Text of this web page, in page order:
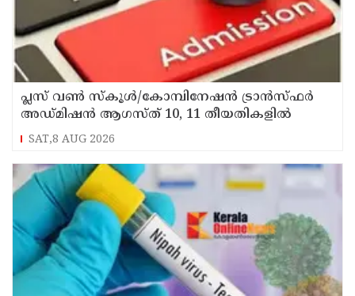
പ്ലസ് വൺ സ്‌കൂൾ/കോമ്പിനേഷൻ ട്രാൻസ്ഫർ
അഡ്മിഷൻ ആഗസ്ത് 10, 11 തീയതികളിൽ
SAT,8 AUG 2026